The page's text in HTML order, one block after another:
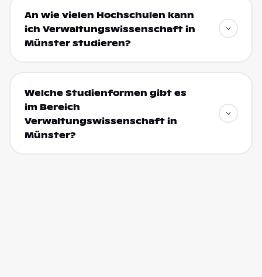
An wie vielen Hochschulen kann
ich Verwaltungswissenschaft in
Münster studieren?
Welche Studienformen gibt es
im Bereich
Verwaltungswissenschaft in
Münster?